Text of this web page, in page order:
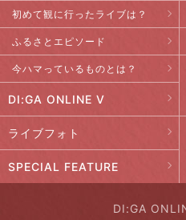
初めて観に行ったライブは？
ふるさとエピソード
今ハマっているものとは？
DI:GA ONLINE V
ライブフォト
SPECIAL FEATURE
DI:GA